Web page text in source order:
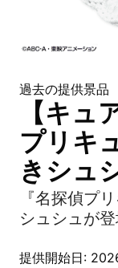
過去の提供景品
【キュ
プリキ
きシュ
『名探偵プ
シュシュが登
提供開始日: